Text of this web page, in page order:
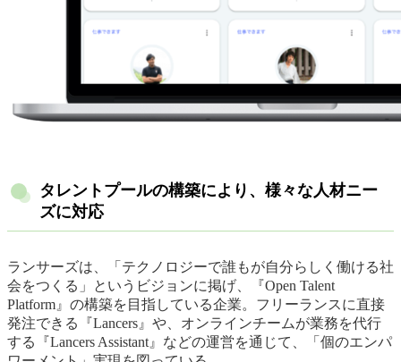
タレントプールの構築により、様々な人材ニー
ズに対応
ランサーズは、「テクノロジーで誰もが自分らしく働ける社
会をつくる」というビジョンに掲げ、『Open Talent
Platform』の構築を目指している企業。フリーランスに直接
発注できる『Lancers』や、オンラインチームが業務を代行
する『Lancers Assistant』などの運営を通じて、「個のエンパ